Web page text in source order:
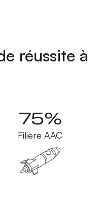
réussite à
75%
Filière AAC